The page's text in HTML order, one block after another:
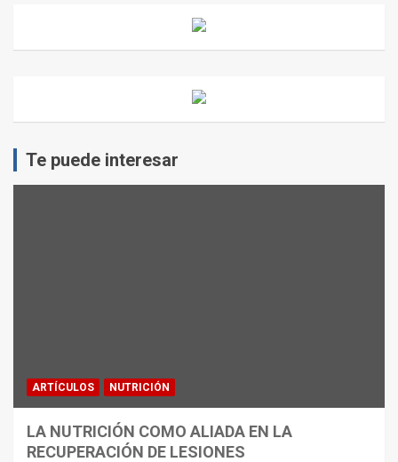
Te puede interesar
ARTÍCULOS NUTRICIÓN
LA NUTRICIÓN COMO ALIADA EN LA
RECUPERACIÓN DE LESIONES